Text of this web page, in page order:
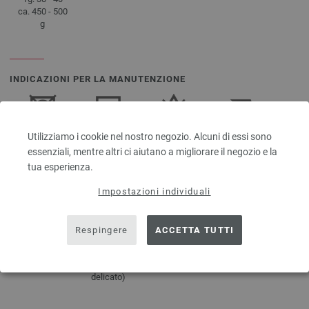
Utilizziamo i cookie nel nostro negozio. Alcuni di essi sono
essenziali, mentre altri ci aiutano a migliorare il negozio e la
tua esperienza.
Impostazioni individuali
Respingere ACCETTA TUTTI
ca. 450 - 500
g
INDICAZIONI PER LA MANUTENZIONE
Essiccazione
in
asciugatrice
Asciugare
giacente
Sbiancamento
non
Stirare a
temperatura
delicato)